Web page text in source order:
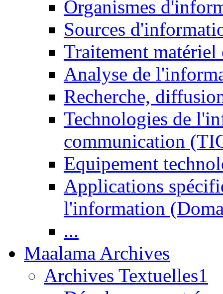
Organismes
Sources
Traitement matériel
Analyse de
Recherche,
Technologies de
communication
Equipement
Applications
l'information
...
Maalama Archives
Archives Textuelles1